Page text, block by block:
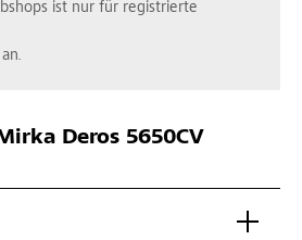
ist nur für registrierte
Deros 5650CV